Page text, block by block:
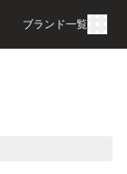
ブランド一覧